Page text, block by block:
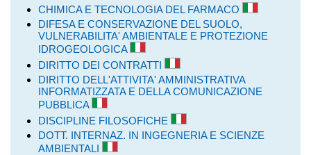
CHIMICA E TECNOLOGIA DEL FARMACO
DIFESA E CONSERVAZIONE DEL SUOLO,
VULNERABILITA' AMBIENTALE E PROTEZIONE
IDROGEOLOGICA
DIRITTO DEI CONTRATTI
DIRITTO DELL'ATTIVITA' AMMINISTRATIVA
INFORMATIZZATA E DELLA COMUNICAZIONE
PUBBLICA
DISCIPLINE FILOSOFICHE
DOTT. INTERNAZ. IN INGEGNERIA E SCIENZE
AMBIENTALI